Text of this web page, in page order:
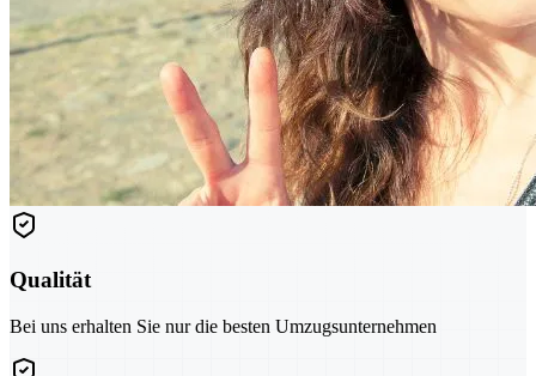
Qualität
Bei uns erhalten Sie nur die besten Umzugsunternehmen